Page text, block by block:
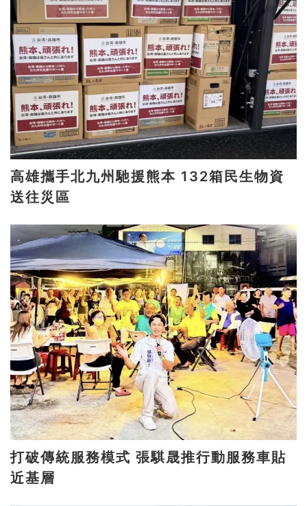
高雄攜手北九州馳援熊本 132箱民生物資
送往災區
打破傳統服務模式 張騏晟推行動服務車貼
近基層